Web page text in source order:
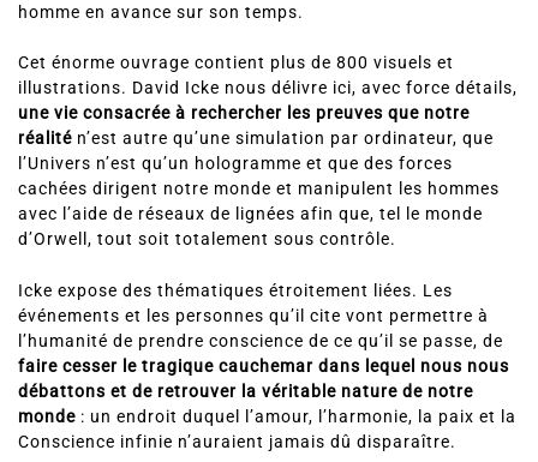
homme en avance sur son temps.
Cet énorme ouvrage contient plus de 800 visuels et
illustrations. David Icke nous délivre ici, avec force détails,
une vie consacrée à rechercher les preuves que notre
réalité n’est autre qu’une simulation par ordinateur, que
l’Univers n’est qu’un hologramme et que des forces
cachées dirigent notre monde et manipulent les hommes
avec l’aide de réseaux de lignées afin que, tel le monde
d’Orwell, tout soit totalement sous contrôle.
Icke expose des thématiques étroitement liées. Les
événements et les personnes qu’il cite vont permettre à
l’humanité de prendre conscience de ce qu’il se passe, de
faire cesser le tragique cauchemar dans lequel nous nous
débattons et de retrouver la véritable nature de notre
monde : un endroit duquel l’amour, l’harmonie, la paix et la
Conscience infinie n’auraient jamais dû disparaître.